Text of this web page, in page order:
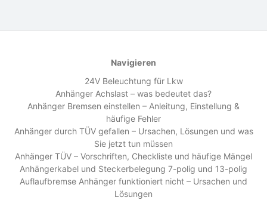
Navigieren
24V Beleuchtung für Lkw
Anhänger Achslast – was bedeutet das?
Anhänger Bremsen einstellen – Anleitung, Einstellung &
häufige Fehler
Anhänger durch TÜV gefallen – Ursachen, Lösungen und was
Sie jetzt tun müssen
Anhänger TÜV – Vorschriften, Checkliste und häufige Mängel
Anhängerkabel und Steckerbelegung 7-polig und 13-polig
Auflaufbremse Anhänger funktioniert nicht – Ursachen und
Lösungen